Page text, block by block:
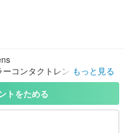
コンタクトレンズの送料無
もっと見る
トをためる